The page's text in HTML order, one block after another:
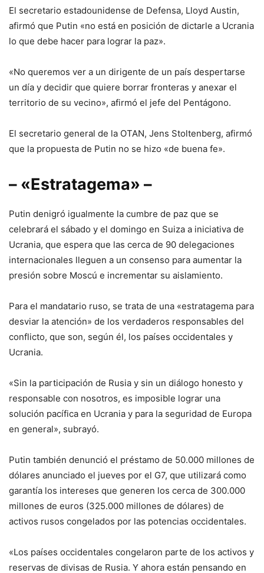
El secretario estadounidense de Defensa, Lloyd Austin,
afirmó que Putin «no está en posición de dictarle a Ucrania
lo que debe hacer para lograr la paz».
«No queremos ver a un dirigente de un país despertarse
un día y decidir que quiere borrar fronteras y anexar el
territorio de su vecino», afirmó el jefe del Pentágono.
El secretario general de la OTAN, Jens Stoltenberg, afirmó
que la propuesta de Putin no se hizo «de buena fe».
– «Estratagema» –
Putin denigró igualmente la cumbre de paz que se
celebrará el sábado y el domingo en Suiza a iniciativa de
Ucrania, que espera que las cerca de 90 delegaciones
internacionales lleguen a un consenso para aumentar la
presión sobre Moscú e incrementar su aislamiento.
Para el mandatario ruso, se trata de una «estratagema para
desviar la atención» de los verdaderos responsables del
conflicto, que son, según él, los países occidentales y
Ucrania.
«Sin la participación de Rusia y sin un diálogo honesto y
responsable con nosotros, es imposible lograr una
solución pacífica en Ucrania y para la seguridad de Europa
en general», subrayó.
Putin también denunció el préstamo de 50.000 millones de
dólares anunciado el jueves por el G7, que utilizará como
garantía los intereses que generen los cerca de 300.000
millones de euros (325.000 millones de dólares) de
activos rusos congelados por las potencias occidentales.
«Los países occidentales congelaron parte de los activos y
reservas de divisas de Rusia. Y ahora están pensando en